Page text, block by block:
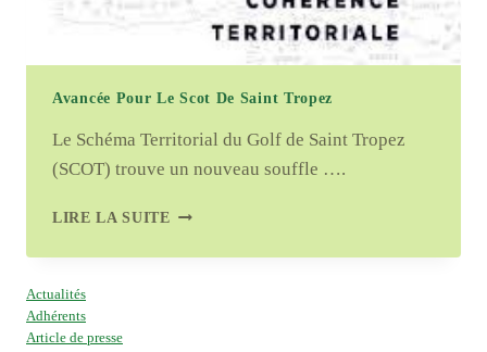
Avancée Pour Le Scot De Saint Tropez
Le Schéma Territorial du Golf de Saint Tropez
(SCOT) trouve un nouveau souffle ….
LIRE LA SUITE AVANCÉE
LE
Actualités
Adhérents
Article de presse